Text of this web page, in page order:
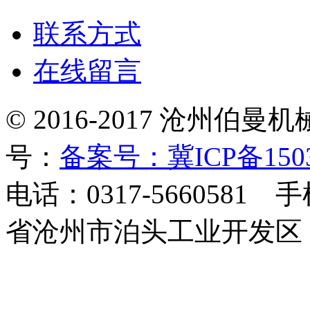
联系方式
在线留言
© 2016-2017 沧州伯曼
号： 备案号：冀ICP备
电话：0317-5660581
省沧州市泊头工业开发区